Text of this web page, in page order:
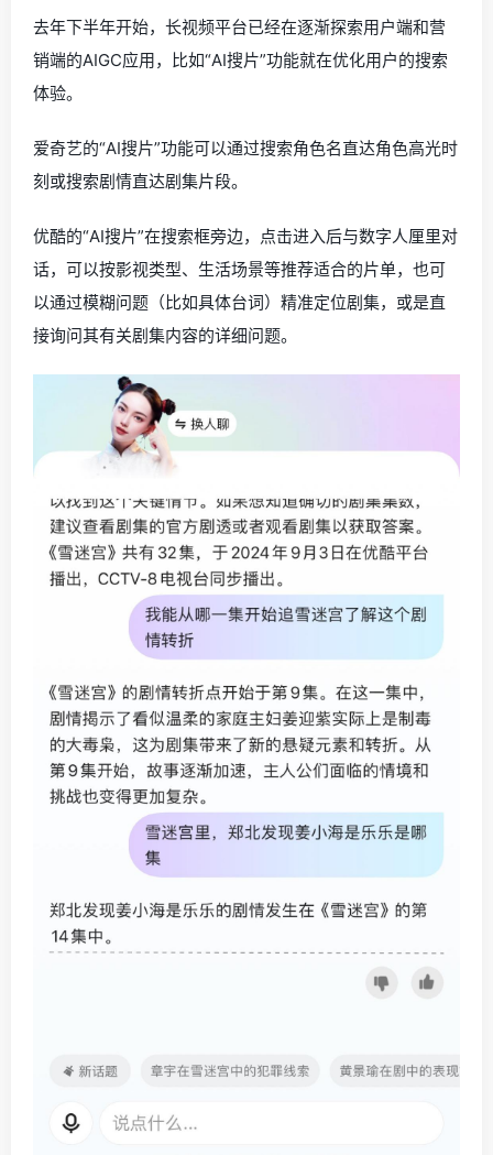
去年下半年开始，长视频平台已经在逐渐探索用户端和营
销端的AIGC应用，比如“AI搜片”功能就在优化用户的搜索
体验。
爱奇艺的“AI搜片”功能可以通过搜索角色名直达角色高光时
刻或搜索剧情直达剧集片段。
优酷的“AI搜片”在搜索框旁边，点击进入后与数字人厘里对
话，可以按影视类型、生活场景等推荐适合的片单，也可
以通过模糊问题（比如具体台词）精准定位剧集，或是直
接询问其有关剧集内容的详细问题。